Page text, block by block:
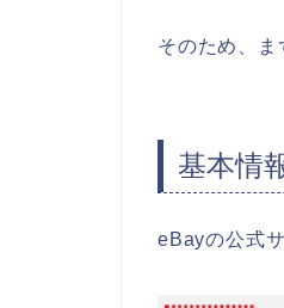
そのため、ま
基本情
eBayの公式